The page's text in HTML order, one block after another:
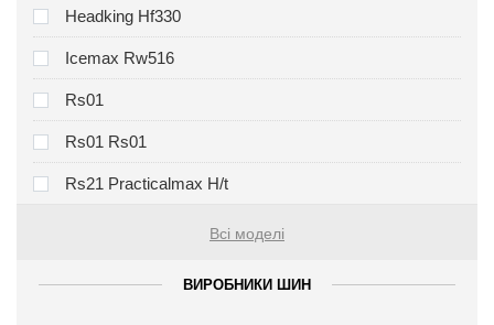
Headking Hf330
Icemax Rw516
Rs01
Rs01 Rs01
Rs21 Practicalmax H/t
Всі моделі
ВИРОБНИКИ ШИН